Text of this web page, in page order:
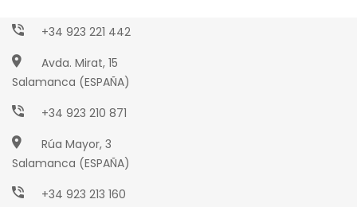
+34 923 221 442
Avda. Mirat, 15
Salamanca (ESPAÑA)
+34 923 210 871
Rúa Mayor, 3
Salamanca (ESPAÑA)
+34 923 213 160